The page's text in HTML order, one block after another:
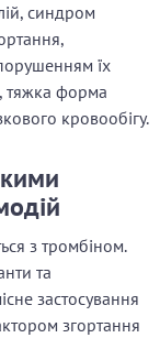
синдром
їх
тяжка форма
кровообігу.
з тромбіном.
та
застосування
згортання